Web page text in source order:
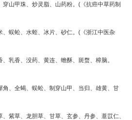
穿山甲珠、炒灵脂、山药粉。(《抗癌中草药制
、蜈蚣、水蛭、冰片、砂仁。(《浙江中医杂
乳香、没药、黄连、蟾酥、斑蝥、樟脑。
角、全蝎、蜈蚣、制穿山甲、当归、雄黄、甘
紫草、龙胆草、甘草、玄参、丹参、薏苡仁、